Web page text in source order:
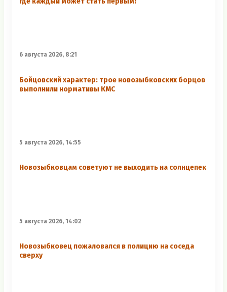
6 августа 2026, 8:21
Бойцовский характер: трое новозыбковских борцов
выполнили нормативы КМС
5 августа 2026, 14:55
Новозыбковцам советуют не выходить на солнцепек
5 августа 2026, 14:02
Новозыбковец пожаловался в полицию на соседа
сверху